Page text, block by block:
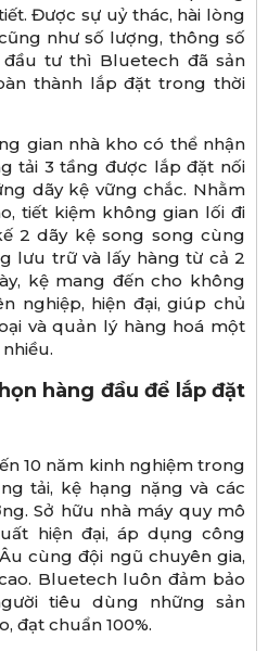
Được sự uỷ thác, hài lòng
như số lượng, thông số
tư thì Bluetech đã sản
thành lắp đặt trong thời
gian nhà kho có thể nhận
tải 3 tầng được lắp đặt nối
dãy kệ vững chắc. Nhằm
tiết kiệm không gian lối đi
2 dãy kệ song song cùng
lưu trữ và lấy hàng từ cả 2
kệ mang đến cho không
nghiệp, hiện đại, giúp chủ
và quản lý hàng hoá một
hàng đầu để lắp đặt
10 năm kinh nghiệm trong
tải, kệ hạng nặng và các
Sở hữu nhà máy quy mô
hiện đại, áp dụng công
cùng đội ngũ chuyên gia,
Bluetech luôn đảm bảo
tiêu dùng những sản
đạt chuẩn 100%.